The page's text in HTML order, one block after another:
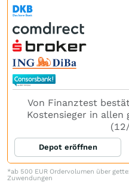
Von Finanztest
Kostensieger in
Depot eröffnen
*ab 500 EUR Ordervolumen über
Zuwendungen